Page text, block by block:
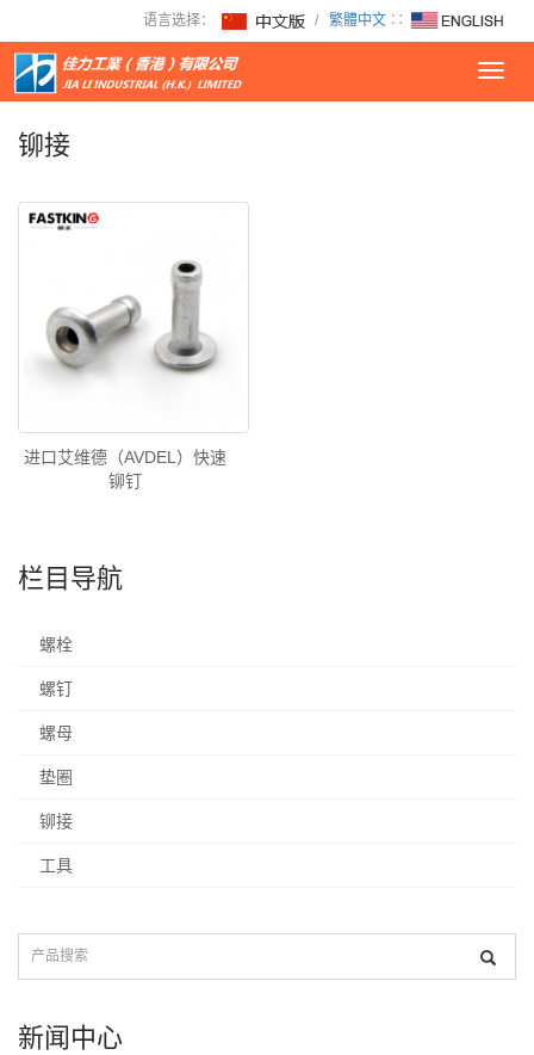
语言选择： / 繁體中文 ∷
铆接
进口艾维德（AVDEL）快速
铆钉
栏目导航
螺栓
螺钉
螺母
垫圈
铆接
工具
新闻中心